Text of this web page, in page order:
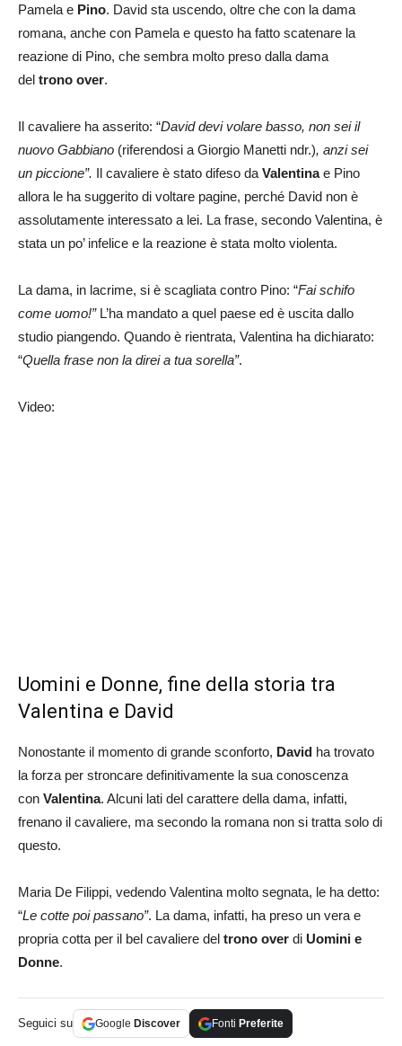
Pamela e Pino. David sta uscendo, oltre che con la dama
romana, anche con Pamela e questo ha fatto scatenare la
reazione di Pino, che sembra molto preso dalla dama
del trono over.
Il cavaliere ha asserito: “David devi volare basso, non sei il
nuovo Gabbiano (riferendosi a Giorgio Manetti ndr.), anzi sei
un piccione”. Il cavaliere è stato difeso da Valentinae Pino
allora le ha suggerito di voltare pagine, perché David non è
assolutamente interessato a lei. La frase, secondo Valentina, è
stata un po’ infelice e la reazione è stata molto violenta.
La dama, in lacrime, si è scagliata contro Pino: “Fai schifo
come uomo!”L’ha mandato a quel paese ed è uscita dallo
studio piangendo. Quando è rientrata, Valentina ha dichiarato:
“Quella frase non la direi a tua sorella”.
Video:
Uomini e Donne, fine della storia tra
Valentina e David
Nonostante il momento di grande sconforto, David ha trovato
la forza per stroncare definitivamente la sua conoscenza
con Valentina. Alcuni lati del carattere della dama, infatti,
frenano il cavaliere, ma secondo la romana non si tratta solo di
questo.
Maria De Filippi, vedendo Valentina molto segnata, le ha detto:
“Le cotte poi passano”. La dama, infatti, ha preso un vera e
propria cotta per il bel cavaliere del trono over di Uomini e
Donne.
Seguici su Google Discover Fonti Preferite